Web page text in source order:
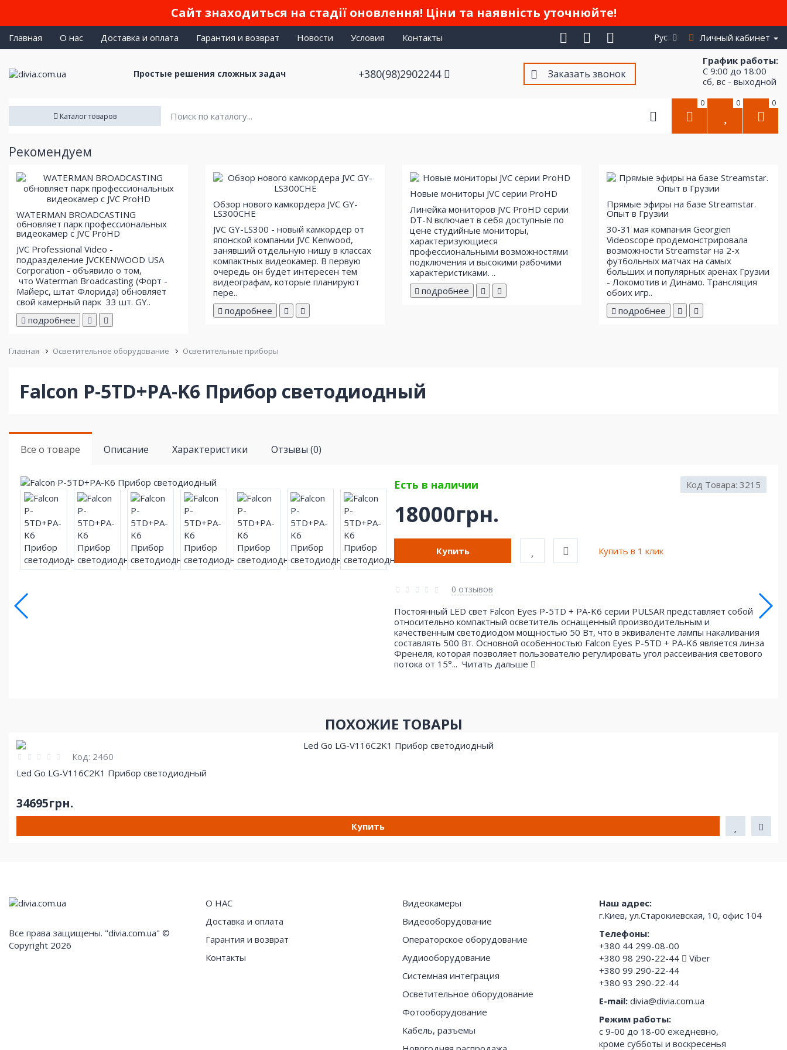
Сайт знаходиться на стадії оновлення! Ціни та наявність уточнюйте!
Главная О нас Доставка и оплата Гарантия и возврат Новости Условия Контакты Личный кабинет
Простые решения сложных задач +380(98)2902244 Заказать звонок
График работы:
С 9:00 до 18:00
сб, вс - выходной
Каталог товаров
0 0 0
Рекомендуем
WATERMAN BROADCASTING
обновляет парк профессиональных
видеокамер с JVC ProHD
JVC Professional Video -
подразделение JVCKENWOOD USA
Corporation - объявило о том,
что Waterman Broadcasting (Форт -
Майерс, штат Флорида) обновляет
свой ​​камерный парк 33 шт. GY..
подробнее
Обзор нового камкордера JVC GY-
LS300CHE
JVC GY-LS300 - новый камкордер от
японской компании JVC Kenwood,
занявший отдельную нишу в классах
компактных видеокамер. В первую
очередь он будет интересен тем
видеографам, которые планируют
пере..
подробнее
Новые мониторы JVC серии ProHD
Линейка мониторов JVC ProHD серии
DT-N включает в себя доступные по
цене студийные мониторы,
характеризующиеся
профессиональными возможностями
подключения и высокими рабочими
характеристиками. ..
подробнее
Прямые эфиры на базе Streamstar.
Опыт в Грузии
30-31 мая компания Georgien
Videoscope продемонстрировала
возможности Streamstar на 2-х
футбольных матчах на самых
больших и популярных аренах Грузии
- Локомотив и Динамо. Трансляция
обоих игр..
подробнее
Главная Осветительное оборудование Осветительные приборы
Falcon P-5TD+PA-K6 Прибор светодиодный
Все о товаре Описание Характеристики Отзывы (0)
Есть в наличии Код Товара: 3215
18000грн.
Купить Купить в 1 клик
0 отзывов
Постоянный LED свет Falcon Eyes P-5TD + PA-K6 серии PULSAR представляет собой
относительно компактный осветитель оснащенный производительным и
качественным светодиодом мощностью 50 Вт, что в эквиваленте лампы накаливания
составлять 500 Вт. Основной особенностью Falcon Eyes P-5TD + PA-K6 является линза
Френеля, которая позволяет пользователю регулировать угол рассеивания светового
потока от 15°... Читать дальше
ПОХОЖИЕ ТОВАРЫ
Код: 2460
Led Go LG-V116C2K1 Прибор светодиодный
34695грн.
Купить
Все права защищены. "divia.com.ua" ©
Copyright 2026
О НАС
Доставка и оплата
Гарантия и возврат
Контакты
Видеокамеры
Видеооборудование
Операторское оборудование
Аудиооборудование
Системная интеграция
Осветительное оборудование
Фотооборудование
Кабель, разъемы
Наш адрес:
г.Киев, ул.Старокиевская, 10, офис 104
Телефоны:
+380 44 299-08-00
+380 98 290-22-44
Viber
+380 99 290-22-44
+380 93 290-22-44
E-mail: divia@divia.com.ua
Режим работы:
с 9-00 до 18-00 ежедневно,
кроме субботы и воскресенья